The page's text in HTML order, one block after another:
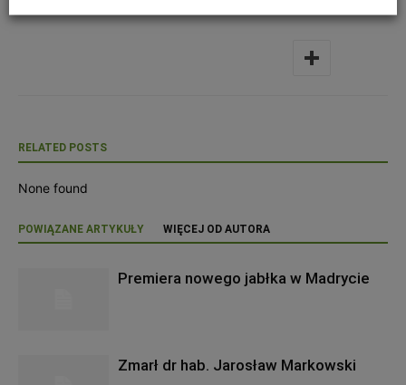
RELATED POSTS
None found
POWIĄZANE ARTYKUŁY WIĘCEJ OD AUTORA
Premiera nowego jabłka w Madrycie
Zmarł dr hab. Jarosław Markowski